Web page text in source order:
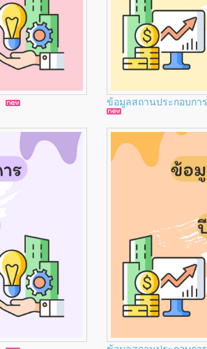
ข้อมูลสถานประกอบกา